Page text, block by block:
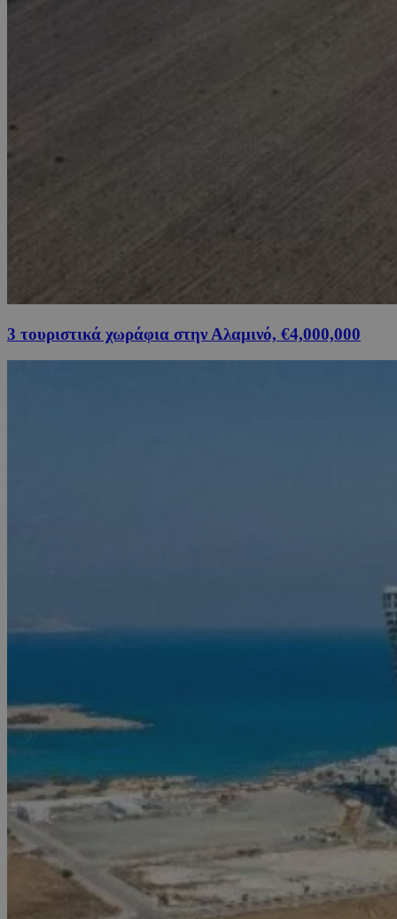
3 τουριστικά χωράφια στην Αλαμινό, €4,000,000